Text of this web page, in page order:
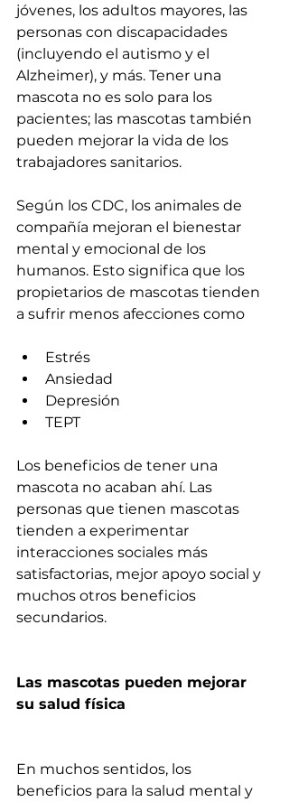
jóvenes, los adultos mayores, las
personas con discapacidades
(incluyendo el autismo y el
Alzheimer), y más. Tener una
mascota no es solo para los
pacientes; las mascotas también
pueden mejorar la vida de los
trabajadores sanitarios.
Según los CDC, los animales de
compañía mejoran el bienestar
mental y emocional de los
humanos. Esto significa que los
propietarios de mascotas tienden
a sufrir menos afecciones como
Estrés
Ansiedad
Depresión
TEPT
Los beneficios de tener una
mascota no acaban ahí. Las
personas que tienen mascotas
tienden a experimentar
interacciones sociales más
satisfactorias, mejor apoyo social y
muchos otros beneficios
secundarios.
Las mascotas pueden mejorar
su salud física
En muchos sentidos, los
beneficios para la salud mental y